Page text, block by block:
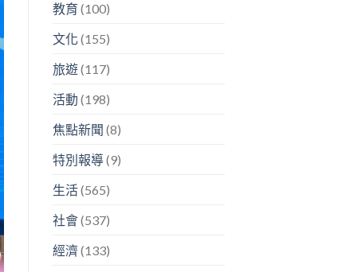
教育 (100)
文化 (155)
旅遊(117)
活動 (198)
焦點新聞 (8)
特別報導(9)
生活(565)
社會(537)
經濟 (133)